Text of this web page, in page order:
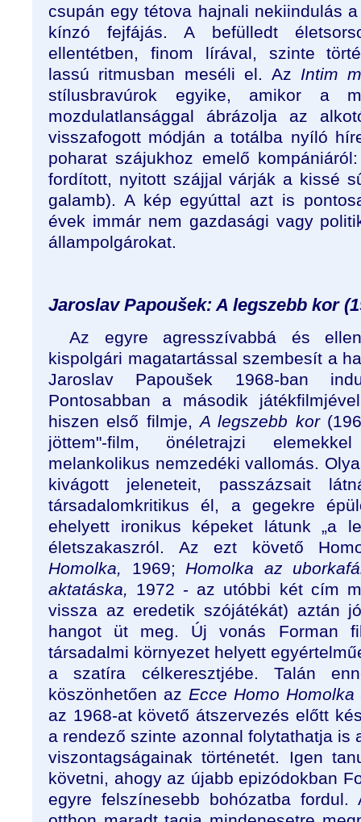
csupán egy tétova hajnali nekiindulás
kínzó fejfájás. A befülledt
ellentétben, finom lírával, szinte
lassú ritmusban meséli el. Az Intim
stílusbravúrok egyike, amikor a
mozdulatlansággal ábrázolja az
visszafogott módján a totálba nyíló
poharat szájukhoz emelő
fordított, nyitott szájjal várják a kissé
galamb). A kép egyúttal azt is
évek immár nem gazdasági vagy
állampolgárokat.
Jaroslav Papoušek: A legszebb kor
Az egyre agresszívabbá és
kispolgári magatartással szembesít a
Jaroslav Papoušek 1968-ban
Pontosabban a második
hiszen első filmje,A legszebb kor
jöttem"-film, önéletrajzi
melankolikus nemzedéki vallomás.
kivágott jeleneteit, passzázsait
társadalomkritikus él, a gegekre
ehelyett ironikus képeket látunk „a
életszakaszról. Az ezt követő
Homolka, 1969; Homolka az
aktatáska, 1972 - az utóbbi két cím
vissza az eredetik szójátékát) aztán
hangot üt meg. Új vonás Forman
társadalmi környezet helyett
a szatíra célkeresztjébe. Talán
köszönhetően az Ecce Homo Homolka
az 1968-at követő átszervezés előtt
a rendező szinte azonnal folytathatja is
viszontagságainak történetét. Igen
követni, ahogy az újabb epizódokban
egyre felszínesebb bohózatba fordul.